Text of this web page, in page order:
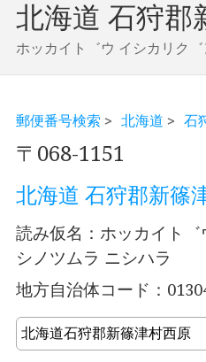
北海道 石狩郡
ホッカイト゛ウ イシカリク
郵便番号検索 > 北海道 > 石
〒068-1151
北海道 石狩郡新篠
読み仮名：ホッカイト
シノツムラ ニシハラ
地方自治体コード：